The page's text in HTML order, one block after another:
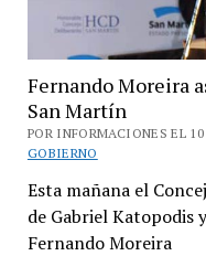
de
Fernando Moreira
San Martín
POR INFORMACIONES EL
GOBIERNO
Esta mañana el
de Gabriel Katopodis
Fernando Moreira